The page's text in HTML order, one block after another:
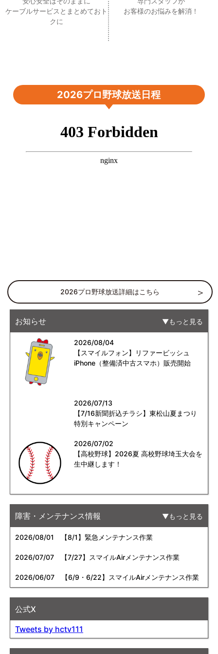
ケーブルサービスとまとめておト
クに
お客様のお悩みを解消！
2026プロ野球放送日程
2026プロ野球放送詳細はこちら
お知らせ もっと見る
2026/08/04
【スマイルフォン】リファービッシュ
iPhone（整備済中古スマホ）販売開始
2026/07/13
【7/16新聞折込チラシ】東松山夏まつり
特別キャンペーン
2026/07/02
【高校野球】2026夏 高校野球埼玉大会を
生中継します！
障害・メンテナンス情報 もっと見る
2026/08/01 【8/1】緊急メンテナンス作業
2026/07/07 【7/27】スマイルAirメンテナンス作業
2026/06/07 【6/9・6/22】スマイルAirメンテナンス作業
公式X
Tweets by hctv111